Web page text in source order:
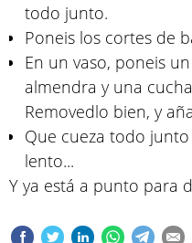
todo junto.
Poneis los cortes de
En un vaso, poneis
almendra y una
Removedlo bien, y
Que cueza todo
lento...
Y ya está a punto para